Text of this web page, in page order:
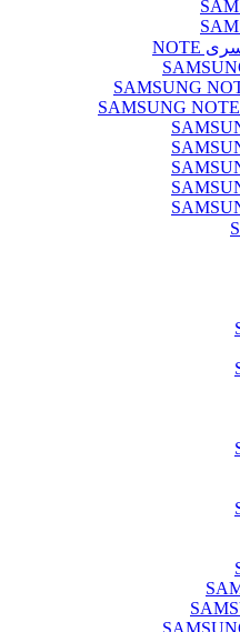
SAMSUNG
SAMSUNG